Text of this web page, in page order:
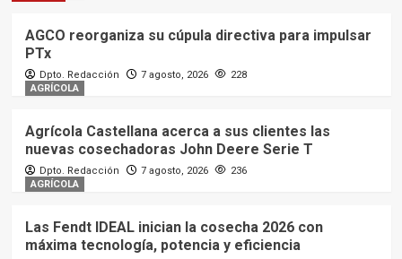
AGCO reorganiza su cúpula directiva para impulsar
PTx
Dpto. Redacción 7 agosto, 2026
228
AGRÍCOLA
Agrícola Castellana acerca a sus clientes las
nuevas cosechadoras John Deere Serie T
Dpto. Redacción 7 agosto, 2026
236
AGRÍCOLA
Las Fendt IDEAL inician la cosecha 2026 con
máxima tecnología, potencia y eficiencia